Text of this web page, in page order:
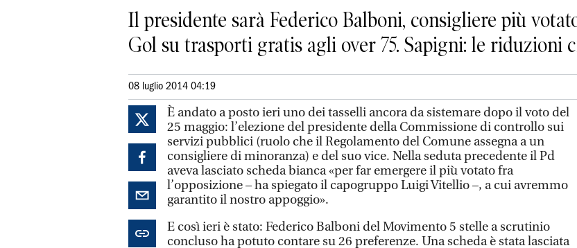
Il presidente sarà Federico Balboni, consigliere più
Gol su trasporti gratis agli over 75. Sapigni: le riduzioni
08 luglio 2014 04:19
È andato a posto ieri uno dei tasselli ancora da sistemare dopo il voto del
25 maggio: l’elezione del presidente della Commissione di controllo sui
servizi pubblici (ruolo che il Regolamento del Comune assegna a un
consigliere di minoranza) e del suo vice. Nella seduta precedente il Pd
aveva lasciato scheda bianca «per far emergere il più votato fra
l’opposizione – ha spiegato il capogruppo Luigi Vitellio –, a cui avremmo
garantito il nostro appoggio».
E così ieri è stato: Federico Balboni del Movimento 5 stelle a scrutinio
concluso ha potuto contare su 26 preferenze. Una scheda è stata lasciata